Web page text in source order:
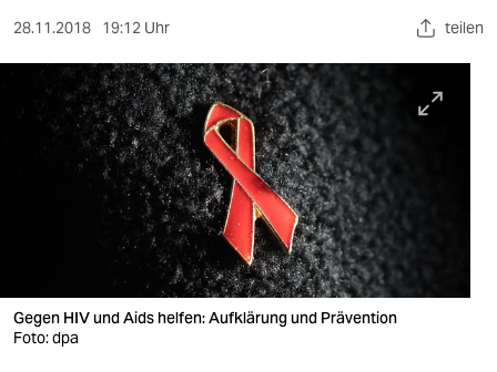
sport
berlin
verlag
veranstaltungen
28.11.2018 19:12 Uhr teilen
Gegen HIV und Aids helfen: Aufklärung und Prävention
Foto: dpa